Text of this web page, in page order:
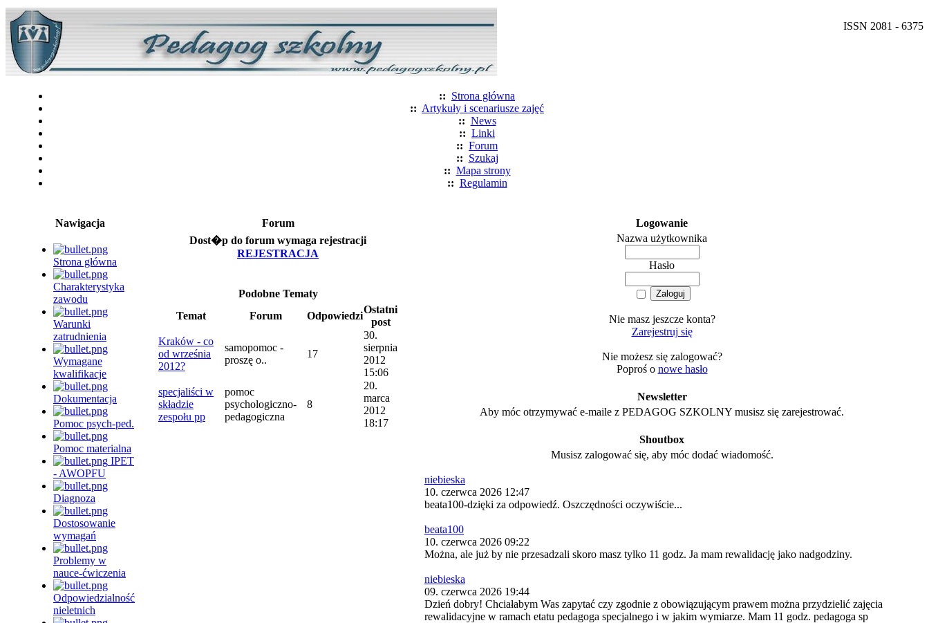
ISSN 2081 - 6375
:: Strona główna
:: Artykuły i scenariusze zajęć
:: News
:: Linki
:: Forum
:: Szukaj
:: Mapa strony
:: Regulamin
Nawigacja
Strona główna
Charakterystyka
zawodu
Warunki
zatrudnienia
Wymagane
kwalifikacje
Dokumentacja
Pomoc psych-ped.
Pomoc materialna
IPET
- AWOPFU
Diagnoza
Dostosowanie
wymagań
Problemy w
nauce-ćwiczenia
Odpowiedzialność
nieletnich
Forum
Dost�p do forum wymaga rejestracji
REJESTRACJA
Podobne Tematy
Temat
Forum Odpowiedzi
Ostatni
post
Kraków - co
od września
2012?
samopomoc -
proszę o..
17
30.
sierpnia
2012
15:06
specjaliści w
składzie
zespołu pp
pomoc
psychologiczno-
pedagogiczna
8
20.
marca
2012
18:17
Logowanie
Nazwa użytkownika
Hasło
Nie masz jeszcze konta?
Zarejestruj się
Nie możesz się zalogować?
Poproś o nowe hasło
Newsletter
Aby móc otrzymywać e-maile z PEDAGOG SZKOLNY musisz się zarejestrować.
Shoutbox
Musisz zalogować się, aby móc dodać wiadomość.
niebieska
10. czerwca 2026 12:47
beata100-dzięki za odpowiedź. Oszczędności oczywiście...
beata100
10. czerwca 2026 09:22
Można, ale już by nie przesadzali skoro masz tylko 11 godz. Ja mam rewalidację jako nadgodziny.
niebieska
09. czerwca 2026 19:44
Dzień dobry! Chciałabym Was zapytać czy zgodnie z obowiązującym prawem można przydzielić zajęcia
rewalidacyjne w ramach etatu pedagoga specjalnego i w jakim wymiarze. Mam 11 godz. pedagoga sp